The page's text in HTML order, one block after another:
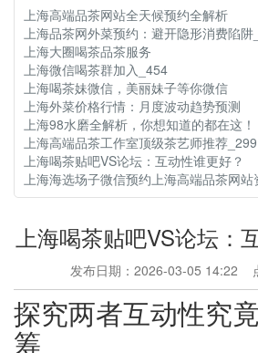
上海高端品茶网站全天候预约全解析
上海品茶网外菜预约：避开隐形消费陷阱
上海大圈喝茶品茶服务
上海微信喝茶群加入_454
上海喝茶妹微信，美丽妹子等你微信
上海外菜价格行情：月度波动趋势预测
上海98水磨全解析，你想知道的都在这！
上海高端品茶工作室顶级茶艺师推荐_299
上海喝茶贴吧VS论坛：互动性谁更好？
上海海选场子微信预约上海高端品茶网站
上海喝茶贴吧VS论坛：
发布日期：2026-03-05 14:22
探究两者互动性究
筹